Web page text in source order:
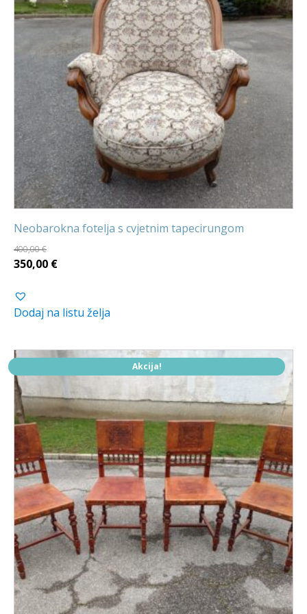
Neobarokna fotelja s cvjetnim tapecirungom
400,00€
Izvorna
bila
je:
350,00 €Trenutna
350,00 €.
Dodaj na listu želja
Akcija!